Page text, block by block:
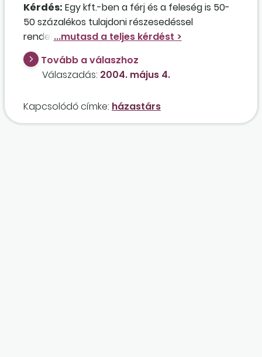
Kérdés: Egy kft.-ben a férj és a feleség is 50-
50 százalékos tulajdoni részesedéssel
rendelkezik. A férj az ügyvezető, tagsági
jogviszonya alapján ő gyakorolja a munkáltatói
jogokat. Köthető-e a feleséggel
munkaszerződés abban az esetben, ha
jogosult?
Tovább a válaszhoz
Válaszadás: 2004. május 4.
Kapcsolódó címke: házastárs